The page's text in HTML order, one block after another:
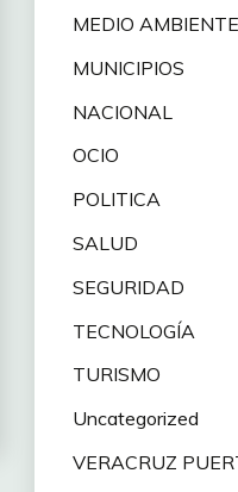
MEDIO AMBIENTE
MUNICIPIOS
NACIONAL
OCIO
POLITICA
SALUD
SEGURIDAD
TECNOLOGÍA
TURISMO
Uncategorized
VERACRUZ